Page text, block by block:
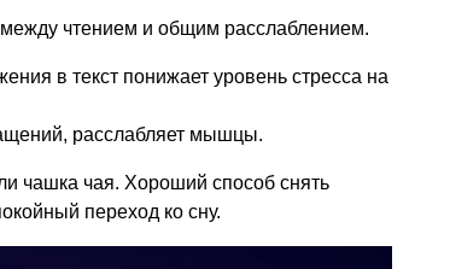
чтением и общим расслаблением.
в текст понижает уровень стресса на
расслабляет мышцы.
чашка чая. Хороший способ снять
переход ко сну.